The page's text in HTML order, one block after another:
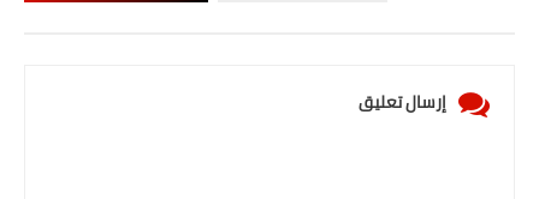
إرسال تعليق